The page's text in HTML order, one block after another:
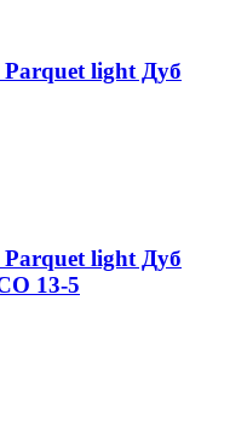
light Дуб
light Дуб
13-5